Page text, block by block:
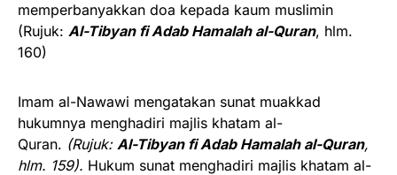
memperbanyakkan doa kepada kaum muslimin
(Rujuk: Al-Tibyan fi Adab Hamalah al-Quran, hlm.
160)
Imam al-Nawawi mengatakan sunat muakkad
hukumnya menghadiri majlis khatam al-
Quran. (Rujuk: Al-Tibyan fi Adab Hamalah al-Quran,
hlm. 159). Hukum sunat menghadiri majlis khatam al-